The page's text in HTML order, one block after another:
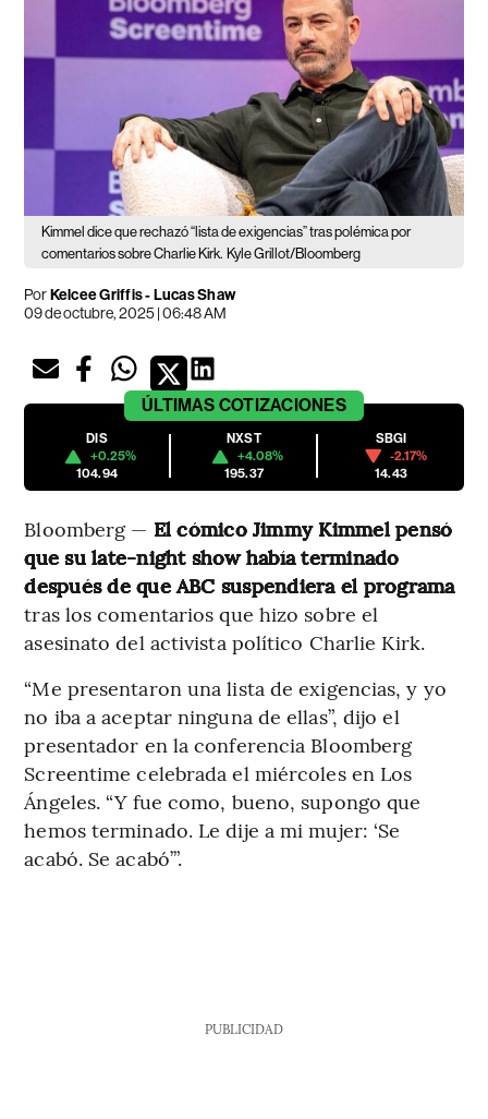
Kimmel dice que rechazó “lista de exigencias” tras polémica por
comentarios sobre Charlie Kirk. Kyle Grillot/Bloomberg
PorKelcee Griffis - Lucas Shaw
09 de octubre, 2025 | 06:48 AM
ÚLTIMAS COTIZACIONES
DIS
+0.25%
104.94
NXST
+4.08%
195.37
SBGI
-2.17%
14.43
Bloomberg — El cómico Jimmy Kimmel pensó
que su late-night show había terminado
después de que ABC suspendiera el programa
tras los comentarios que hizo sobre el
asesinato del activista político Charlie Kirk.
“Me presentaron una lista de exigencias, y yo
no iba a aceptar ninguna de ellas”, dijo el
presentador en la conferencia Bloomberg
Screentime celebrada el miércoles en Los
Ángeles. “Y fue como, bueno, supongo que
hemos terminado. Le dije a mi mujer: ‘Se
acabó. Se acabó’”.
PUBLICIDAD